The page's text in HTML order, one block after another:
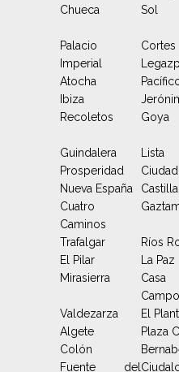
Chueca
Sol
Palacio
Cortes
Imperial
Atocha
Ibiza
Recoletos
Goya
Guindalera
Lista
Prosperidad
Nueva España
Castilla
Cuatro
Caminos
Trafalgar Ríos
El Pilar
La Paz
Mirasierra
Campo
Valdezarza El
Algete
Plaza
Colón
Fuente del